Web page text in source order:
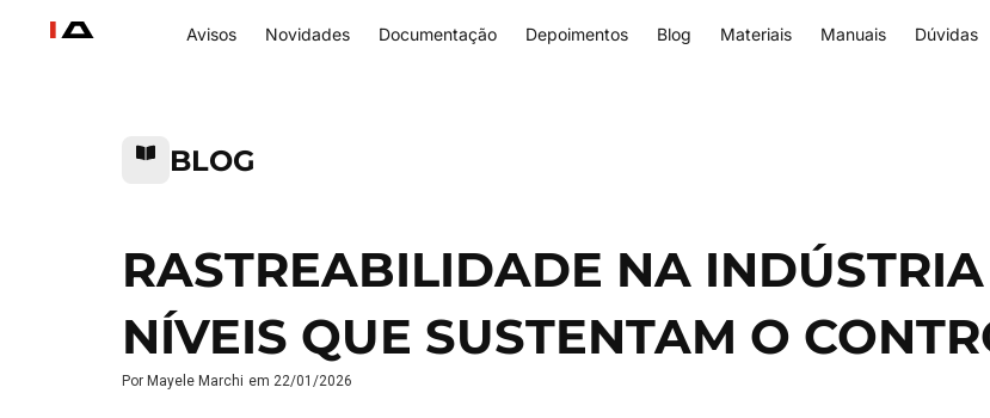
Avisos Novidades Documentação Depoimentos Blog Materiais Manuais Dúvidas
BLOG
RASTREABILIDADE NA
NÍVEIS QUE SUSTENTAM O
Por Mayele Marchi em 22/01/2026